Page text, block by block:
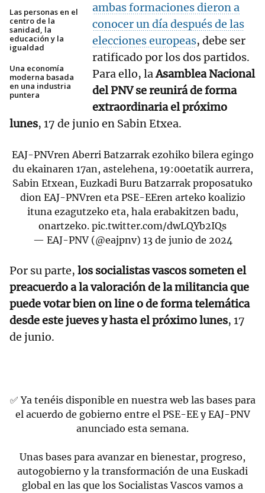
Las personas en el
centro de la
sanidad, la
educación y la
igualdad
Una economía
moderna basada
en una industria
puntera
ambas formaciones dieron a
conocer un día después de las
elecciones europeas, debe ser
ratificado por los dos partidos.
Para ello, laAsamblea Nacional
del PNV se reunirá de forma
extraordinaria el próximo
lunes, 17 de junio en Sabin Etxea.
EAJ-PNVren Aberri Batzarrak ezohiko bilera egingo
du ekainaren 17an, astelehena, 19:00etatik aurrera,
Sabin Etxean, Euzkadi Buru Batzarrak proposatuko
dion EAJ-PNVren eta PSE-EEren arteko koalizio
ituna ezagutzeko eta, hala erabakitzen badu,
onartzeko. pic.twitter.com/dwLQYb2IQs
— EAJ-PNV (@eajpnv) 13 de junio de 2024
Por su parte, los socialistas vascos someten el
preacuerdo a la valoración de la militancia que
puede votar bien on line o de forma telemática
desde este jueves y hasta el próximo lunes, 17
de junio.
✅ Ya tenéis disponible en nuestra web las bases para
el acuerdo de gobierno entre el PSE-EE y EAJ-PNV
anunciado esta semana.
Unas bases para avanzar en bienestar, progreso,
autogobierno y la transformación de una Euskadi
global en las que los Socialistas Vascos vamos a